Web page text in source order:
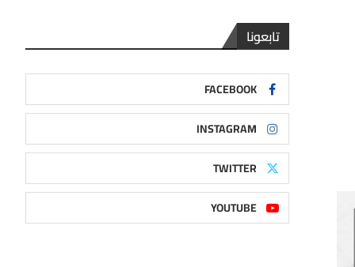
تابعونا
FACEBOOK
INSTAGRAM
TWITTER
YOUTUBE